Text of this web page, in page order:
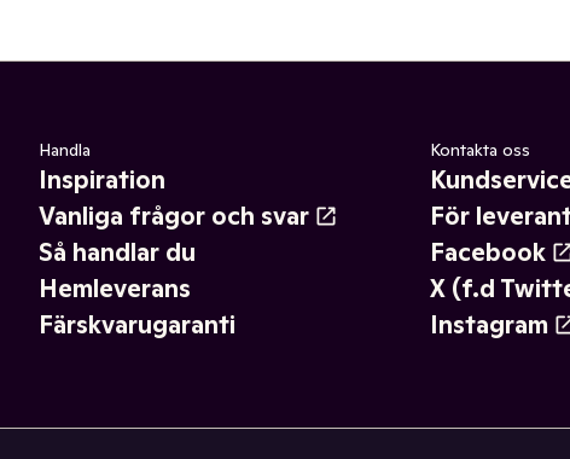
Handla
Inspiration
Vanliga frågor och svar
Så handlar du
Hemleverans
Färskvarugaranti
Kontakta oss
För
Facebook
X (f.d
Instagram